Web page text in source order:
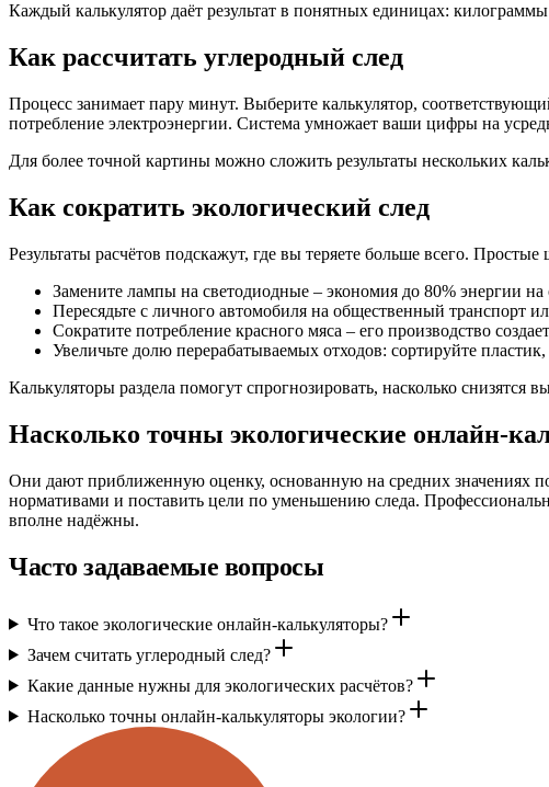
Каждый калькулятор даёт результат в понятных единицах:
Как рассчитать углеродный след
Процесс занимает пару минут. Выберите калькулятор,
потребление электроэнергии. Система умножает ваши цифры на
Для более точной картины можно сложить результаты нескольких
Как сократить экологический след
Результаты расчётов подскажут, где вы теряете больше всего.
Замените лампы на светодиодные – экономия до 80% энергии
Пересядьте с личного автомобиля на общественный транспорт
Сократите потребление красного мяса – его производство
Увеличьте долю перерабатываемых отходов: сортируйте пластик,
Калькуляторы раздела помогут спрогнозировать, насколько снизятся
Насколько точны экологические онлайн-
Они дают приближенную оценку, основанную на средних значениях
нормативами и поставить цели по уменьшению следа.
вполне надёжны.
Часто задаваемые вопросы
Что такое экологические онлайн-калькуляторы?
Зачем считать углеродный след?
Какие данные нужны для экологических расчётов?
Насколько точны онлайн-калькуляторы экологии?